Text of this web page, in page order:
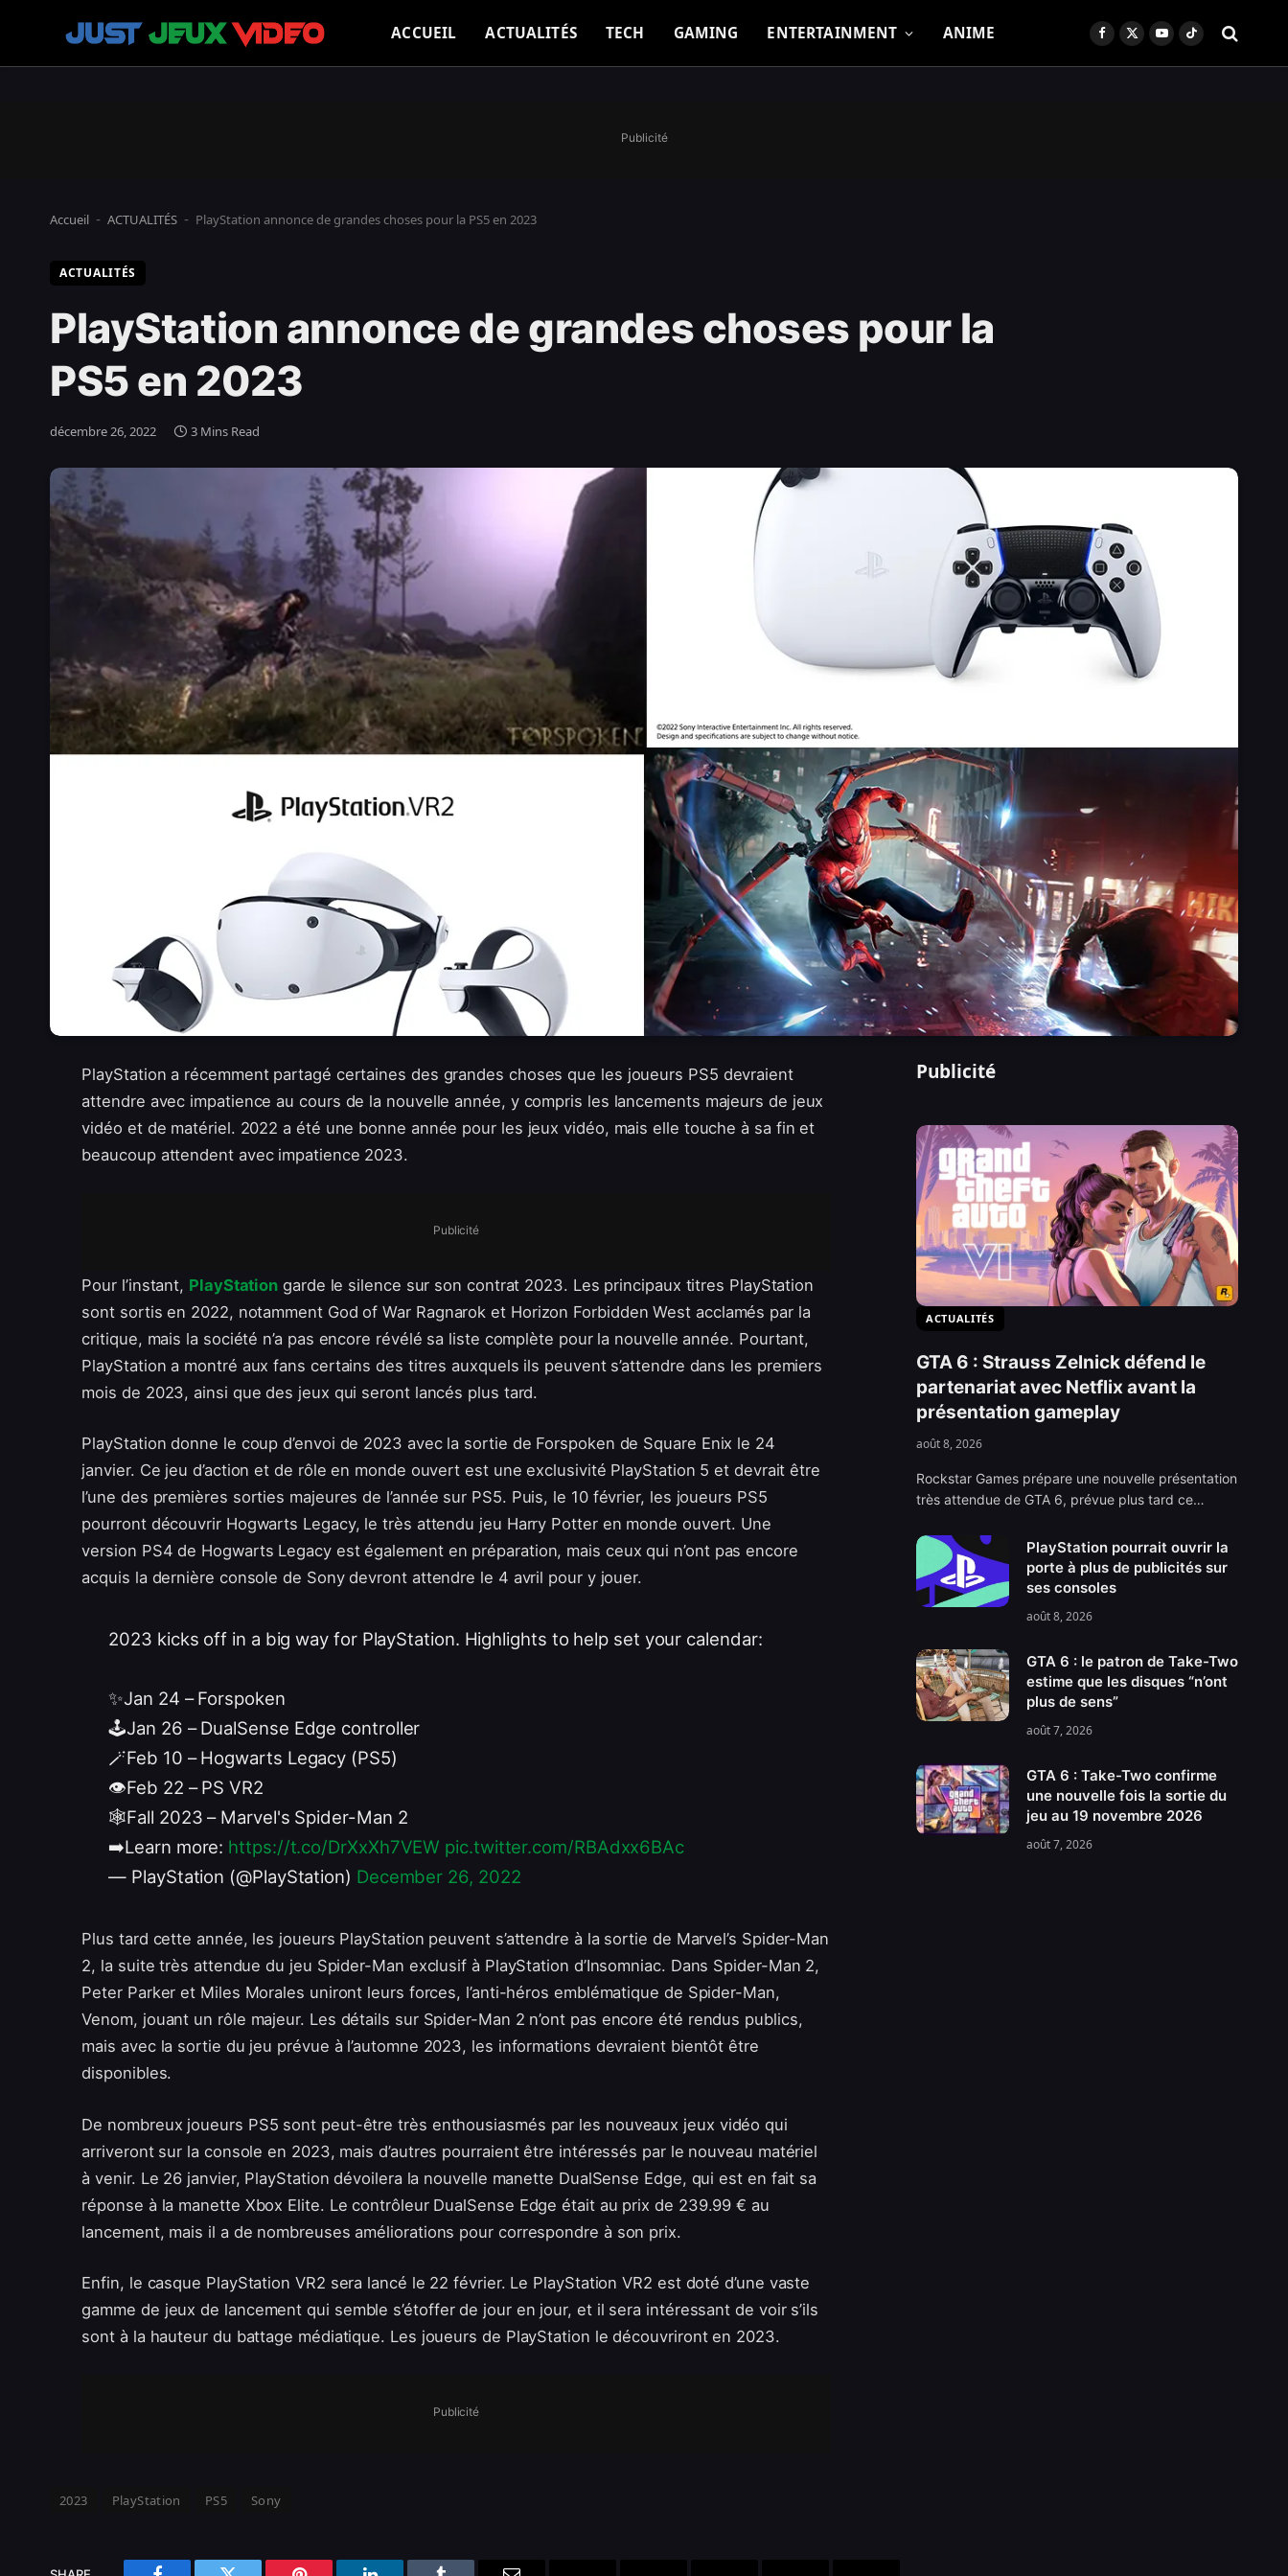
ACCUEIL ACTUALITÉS TECH GAMING ENTERTAINMENT ANIME Facebook
X
YouTubeTikTok
Publicité
Accueil - ACTUALITÉS - PlayStation annonce de grandes choses pour la PS5 en 2023
ACTUALITÉS
PlayStation annonce de grandes choses pour la
PS5 en 2023
décembre 26, 2022 3 Mins Read
PlayStation a récemment partagé certaines des grandes choses que les joueurs PS5 devraient
attendre avec impatience au cours de la nouvelle année, y compris les lancements majeurs de jeux
vidéo et de matériel. 2022 a été une bonne année pour les jeux vidéo, mais elle touche à sa fin et
beaucoup attendent avec impatience 2023.
Publicité
Pour l’instant, PlayStation garde le silence sur son contrat 2023. Les principaux titres PlayStation
sont sortis en 2022, notamment God of War Ragnarok et Horizon Forbidden West acclamés par la
critique, mais la société n’a pas encore révélé sa liste complète pour la nouvelle année. Pourtant,
PlayStation a montré aux fans certains des titres auxquels ils peuvent s’attendre dans les premiers
mois de 2023, ainsi que des jeux qui seront lancés plus tard.
PlayStation donne le coup d’envoi de 2023 avec la sortie de Forspoken de Square Enix le 24
janvier. Ce jeu d’action et de rôle en monde ouvert est une exclusivité PlayStation 5 et devrait être
l’une des premières sorties majeures de l’année sur PS5. Puis, le 10 février, les joueurs PS5
pourront découvrir Hogwarts Legacy, le très attendu jeu Harry Potter en monde ouvert. Une
version PS4 de Hogwarts Legacy est également en préparation, mais ceux qui n’ont pas encore
acquis la dernière console de Sony devront attendre le 4 avril pour y jouer.
2023 kicks off in a big way for PlayStation. Highlights to help set your calendar:
✨Jan 24 – Forspoken
🕹️Jan 26 – DualSense Edge controller
🪄Feb 10 – Hogwarts Legacy (PS5)
👁️Feb 22 – PS VR2
🕸️Fall 2023 – Marvel's Spider-Man 2
➡️Learn more: https://t.co/DrXxXh7VEW pic.twitter.com/RBAdxx6BAc
— PlayStation (@PlayStation) December 26, 2022
Plus tard cette année, les joueurs PlayStation peuvent s’attendre à la sortie de Marvel’s Spider-Man
2, la suite très attendue du jeu Spider-Man exclusif à PlayStation d’Insomniac. Dans Spider-Man 2,
Peter Parker et Miles Morales uniront leurs forces, l’anti-héros emblématique de Spider-Man,
Venom, jouant un rôle majeur. Les détails sur Spider-Man 2 n’ont pas encore été rendus publics,
mais avec la sortie du jeu prévue à l’automne 2023, les informations devraient bientôt être
disponibles.
De nombreux joueurs PS5 sont peut-être très enthousiasmés par les nouveaux jeux vidéo qui
arriveront sur la console en 2023, mais d’autres pourraient être intéressés par le nouveau matériel
à venir. Le 26 janvier, PlayStation dévoilera la nouvelle manette DualSense Edge, qui est en fait sa
réponse à la manette Xbox Elite. Le contrôleur DualSense Edge était au prix de 239.99 € au
lancement, mais il a de nombreuses améliorations pour correspondre à son prix.
Enfin, le casque PlayStation VR2 sera lancé le 22 février. Le PlayStation VR2 est doté d’une vaste
gamme de jeux de lancement qui semble s’étoffer de jour en jour, et il sera intéressant de voir s’ils
sont à la hauteur du battage médiatique. Les joueurs de PlayStation le découvriront en 2023.
Publicité
2023 PlayStation PS5 Sony
Publicité
ACTUALITÉS
GTA 6 : Strauss Zelnick défend le
partenariat avec Netflix avant la
présentation gameplay
août 8, 2026
Rockstar Games prépare une nouvelle présentation
très attendue de GTA 6, prévue plus tard ce…
PlayStation pourrait ouvrir la
porte à plus de publicités sur
ses consoles
août 8, 2026
GTA 6 : le patron de Take-Two
estime que les disques “n’ont
plus de sens”
août 7, 2026
GTA 6 : Take-Two confirme
une nouvelle fois la sortie du
jeu au 19 novembre 2026
août 7, 2026